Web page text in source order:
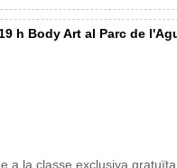
h Body Art al Parc de
a la classe exclusiva